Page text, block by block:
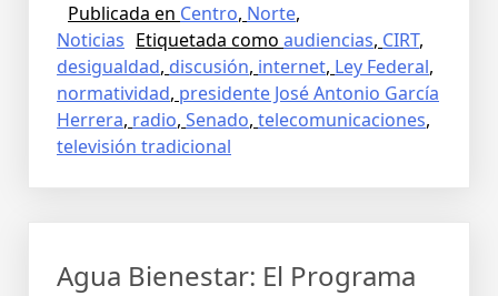
Publicada en Centro, Norte,
Noticias Etiquetada como audiencias, CIRT,
desigualdad, discusión, internet, Ley Federal,
normatividad, presidente José Antonio García
Herrera, radio, Senado, telecomunicaciones,
televisión tradicional
Agua Bienestar: El Programa